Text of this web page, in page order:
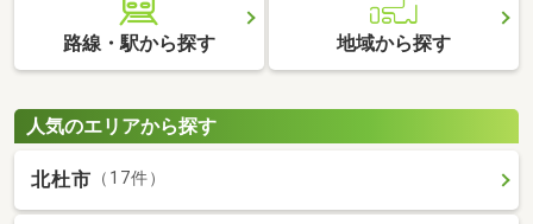
路線・駅から探す 地域から探す
人気のエリアから探す
北杜市 （17件）